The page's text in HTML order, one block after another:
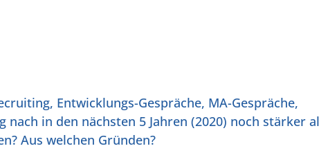
Entwicklungs-Gespräche, MA-Gespräche,
in den nächsten 5 Jahren (2020) noch stärker
Aus welchen Gründen?